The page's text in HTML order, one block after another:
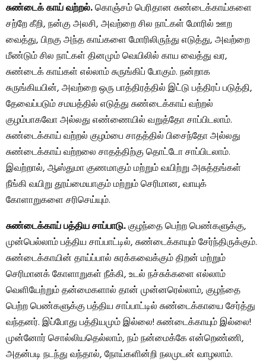
சுண்டைக் காய் வற்றல்.கொஞ்சம் பெரிதான சுண்டைக்காய்களை
சற்றே கீறி, நன்கு அலசி, அவற்றை சில நாட்கள் மோரில் ஊற
வைத்து, பிறகு அந்த காய்களை மோரிலிருந்து எடுத்து, அவற்றை
மீண்டும் சில நாட்கள் தினமும் வெயிலில் காய வைத்து வர,
சுண்டைக் காய்கள் எல்லாம் சுருங்கிப் போகும். நன்றாக
சுருங்கியபின், அவற்றை ஒரு பாத்திரத்தில் இட்டு பத்திரப் படுத்தி,
தேவைப்படும் சமயத்தில் எடுத்து சுண்டைக்காய் வற்றல்
குழம்பாகவோ அல்லது எண்ணையில் வறுத்தோ சாப்பிடலாம்.
சுண்டைக்காய் வற்றல் குழம்பை சாதத்தில் பிசைந்தோ அல்லது
சுண்டைக்காய் வற்றலை சாதத்திற்கு தொட்டோ சாப்பிடலாம்.
இவற்றால், ஆஸ்துமா குணமாகும் மற்றும் வயிற்று அசுத்தங்கள்
நீங்கி வயிறு தூய்மையாகும் மற்றும் செரிமான, வாயுக்
கோளாறுகளை சரிசெய்யும்.
சுண்டைக்காய் பத்திய சாப்பாடு.குழந்தை பெற்ற பெண்களுக்கு,
முன்பெல்லாம் பத்திய சாப்பாட்டில், சுண்டைக்காயும் சேர்ந்திருக்கும்.
சுண்டைக்காயின் தாய்ப்பால் சுரக்கவைக்கும் திறன் மற்றும்
செரிமானக் கோளாறுகள் நீக்கி, உடல் நச்சுக்களை எல்லாம்
வெளியேற்றும் தன்மைகளால் தான் முன்னரெல்லாம், குழந்தை
பெற்ற பெண்களுக்கு பத்திய சாப்பாட்டில் சுண்டைக்காயை சேர்த்து
வந்தனர். இப்போது பத்தியமும் இல்லை! சுண்டைக்காயும் இல்லை!
முன்னோர் சொல்லியதெல்லாம், நம் நன்மைக்கே என்றெண்ணி,
அதன்படி நடந்து வந்தால், நோய்களின்றி நலமுடன் வாழலாம்.